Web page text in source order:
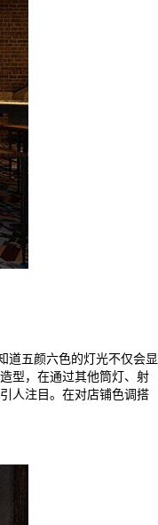
五颜六色的灯光不仅会显
型，在通过其他筒灯、射
人注目。在对店铺色调搭